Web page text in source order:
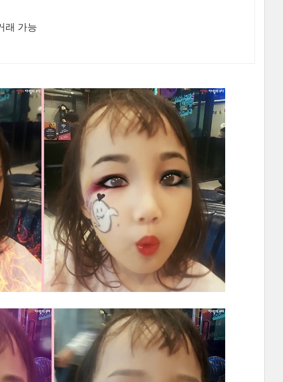
래 가능